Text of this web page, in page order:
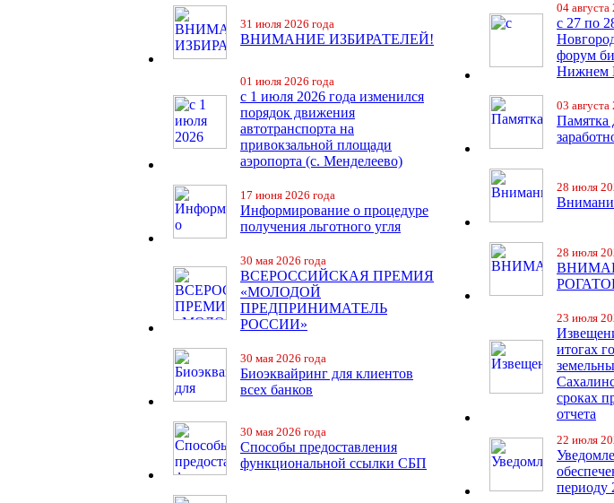
31 июля 2026 года
ВНИМАНИЕ ИЗБИРАТЕЛЕЙ!
01 июля 2026 года
с 1 июля 2026 года изменился
порядок движения
автотранспорта на
привокзальной площади
аэропорта (с. Менделеево)
17 июня 2026 года
Информирование о процедуре
получения льготного угля
30 мая 2026 года
ВСЕРОССИЙСКАЯ ПРЕМИЯ
«МОЛОДОЙ
ПРЕДПРИНИМАТЕЛЬ
РОССИИ»
30 мая 2026 года
Биоэквайринг для клиентов
всех банков
30 мая 2026 года
Способы предоставления
функциональной ссылки СБП
04
с 27 по
форум
Нижнем
03
Памятка
28 июля
28 июля
23 июля
итогах
сроках
отчета
22 июля
периоду